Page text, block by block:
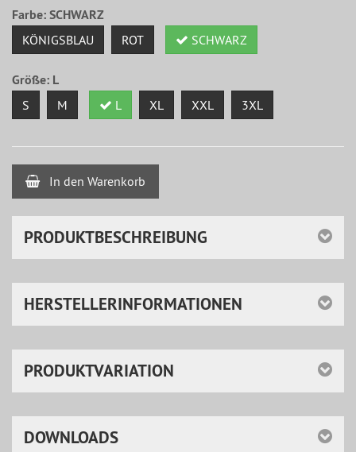
Farbe:SCHWARZ
KÖNIGSBLAU ROT SCHWARZ
Größe: L
S M L XL XXL 3XL
In den Warenkorb
PRODUKTBESCHREIBUNG
HERSTELLERINFORMATIONEN
PRODUKTVARIATION
DOWNLOADS